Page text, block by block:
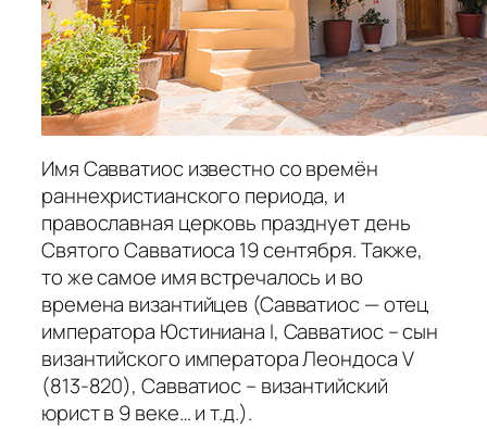
Имя Савватиос известно со времён
раннехристианского периода, и
православная церковь празднует день
Святого Савватиоса 19 сентября. Также,
то же самое имя встречалось и во
времена византийцев (Савватиос — отец
императора Юстиниана I, Савватиос – сын
византийского императора Леондоса V
(813-820), Савватиос – византийский
юрист в 9 веке… и т.д.).